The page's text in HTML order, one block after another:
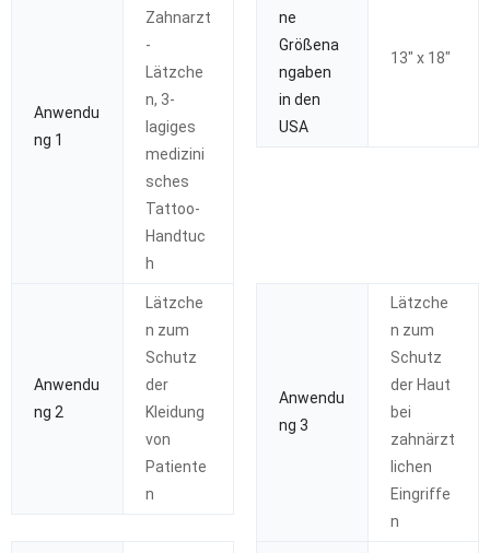
Anwendu
ng 1
Zahnarzt
-
Lätzche
n, 3-
lagiges
medizini
sches
Tattoo-
Handtuc
h
ne
Größena
ngaben
in den
USA
13" x 18"
Anwendu
ng 2
Lätzche
n zum
Schutz
der
Kleidung
von
Patiente
n
Anwendu
ng 3
Lätzche
n zum
Schutz
der Haut
bei
zahnärzt
lichen
Eingriffe
n